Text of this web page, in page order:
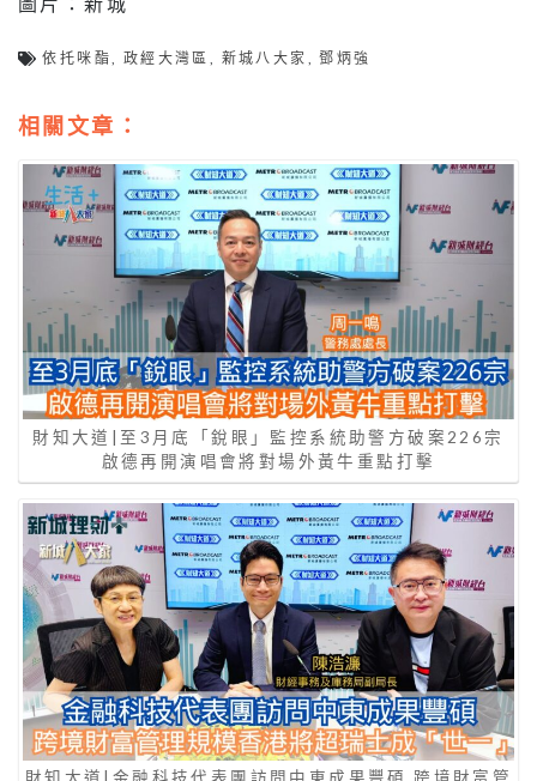
依托咪酯, 政經大灣區 , 新城八大家 ,鄧炳強
相關文章：
財知大道|至3月底「銳眼」監控系統助警方破案226宗
啟德再開演唱會將對場外黃牛重點打擊
財知大道|金融科技代表團訪問中東成果豐碩 跨境財富管